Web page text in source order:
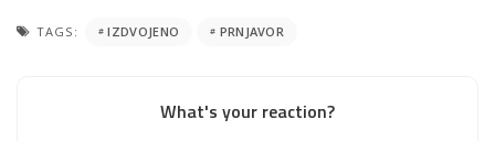
TAGS: IZDVOJENO PRNJAVOR
What's your reaction?